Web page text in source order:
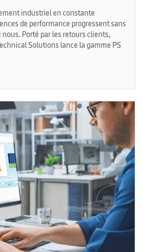
industriel en constante
de performance progressent sans
Porté par les retours clients,
Solutions lance la gamme PS